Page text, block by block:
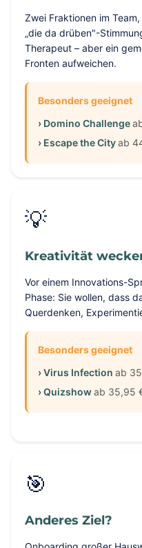
Zwei Fraktionen im
„die da drüben"-
Therapeut – aber ein
Fronten aufweichen.
Besonders geeignet
› Domino Challenge
› Escape the Cityab
💡
Kreativität
Vor einem Innovations-
Phase: Sie wollen, dass
Querdenken,
Besonders geeignet
› Virus Infection ab
› Quizshowab 35,95
🎯
Anderes Ziel?